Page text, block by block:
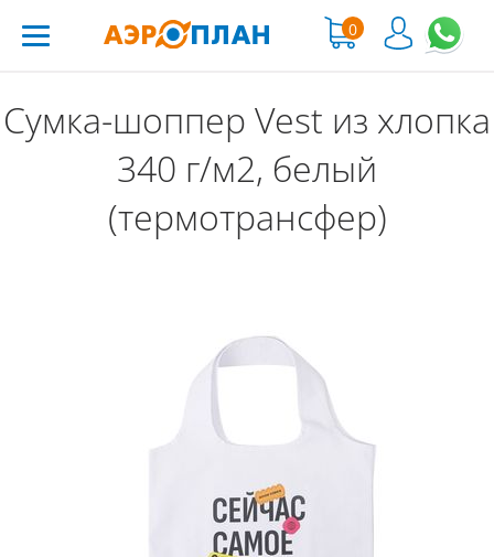
0
Сумка-шоппер Vest из хлопка
340 г/м2, белый
(термотрансфер)